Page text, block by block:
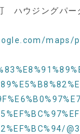
ハウジングパー
maps/